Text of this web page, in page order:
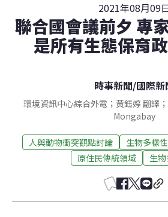
2021年08月09
聯合國會議前夕 專
是所有生態保育
時事新聞/國際新
環境資訊中心綜合外電；黃鈺婷 翻譯
Mongabay
人與動物衝突觀點討論 生物多樣
原住民傳統領域
生